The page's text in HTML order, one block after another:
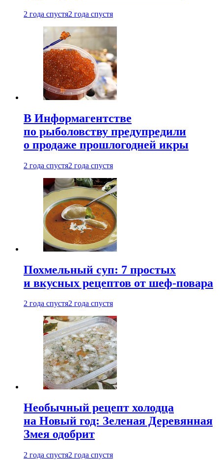
2 года спустя2 года спустя
В Информагентстве
по рыболовству предупредили
о продаже прошлогодней икры
2 года спустя2 года спустя
Похмельный суп: 7 простых
и вкусных рецептов от шеф-повара
2 года спустя2 года спустя
Необычный рецепт холодца
на Новый год: Зеленая Деревянная
Змея одобрит
2 года спустя2 года спустя